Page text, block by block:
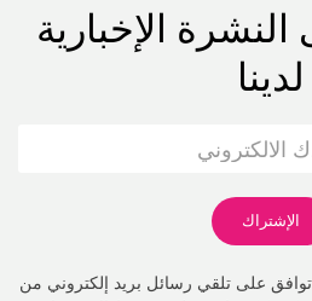
النشرة الإخبارية
لدينا
على تلقي رسائل بريد إلكتروني من